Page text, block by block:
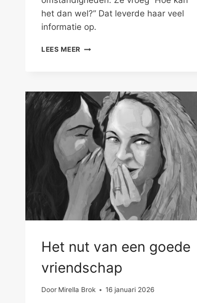
het dan wel?” Dat leverde haar veel
informatie op.
LEES MEER HOE
SOMS
IS
EEN
WEG.
Het nut van een goede
vriendschap
Door Mirella Brok 16 januari 2026